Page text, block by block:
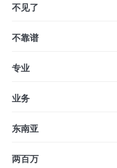
不见了
不靠谱
专业
业务
东南亚
两百万